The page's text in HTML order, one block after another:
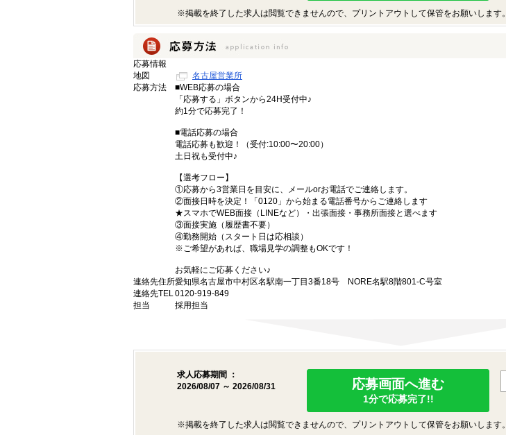
※掲載を終了した求人は閲覧できませんので、プリントアウトして保管をお願いします。
応募情報
地図
名古屋営業所
応募方法
■WEB応募の場合
「応募する」ボタンから24H受付中♪
約1分で応募完了！
■電話応募の場合
電話応募も歓迎！（受付:10:00〜20:00）
土日祝も受付中♪
【選考フロー】
①応募から3営業日を目安に、メールorお電話でご連絡します。
②面接日時を決定！「0120」から始まる電話番号からご連絡します
★スマホでWEB面接（LINEなど）・出張面接・事務所面接と選べます
③面接実施（履歴書不要）
④勤務開始（スタート日は応相談）
※ご希望があれば、職場見学の調整もOKです！
お気軽にご応募ください♪
連絡先住所愛知県名古屋市中村区名駅南一丁目3番18号 NORE名駅8階801-C号室
連絡先TEL0120-919-849
担当
採用担当
求人応募期間 ：
2026/08/07 ～ 2026/08/31
応募画面へ進む
1分で応募完了!!
※掲載を終了した求人は閲覧できませんので、プリントアウトして保管をお願いします。